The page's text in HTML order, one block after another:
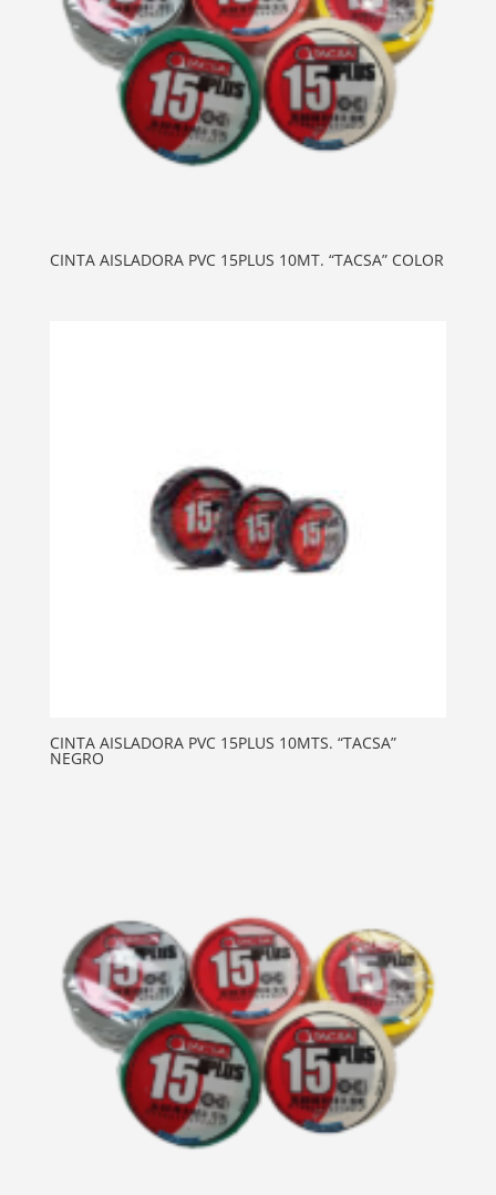
CINTA AISLADORA PVC 15PLUS 10MT. “TACSA” COLOR
CINTA AISLADORA PVC 15PLUS 10MTS. “TACSA”
NEGRO